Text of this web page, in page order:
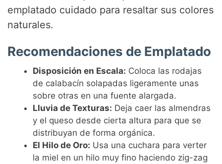
emplatado cuidado para resaltar sus colores
naturales.
Recomendaciones de Emplatado
Disposición en Escala: Coloca las rodajas
de calabacín solapadas ligeramente unas
sobre otras en una fuente alargada.
Lluvia de Texturas: Deja caer las almendras
y el queso desde cierta altura para que se
distribuyan de forma orgánica.
El Hilo de Oro: Usa una cuchara para verter
la miel en un hilo muy fino haciendo zig-zag